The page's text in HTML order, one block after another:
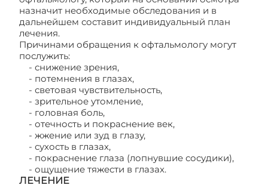
назначит необходимые обследования и в
дальнейшем составит индивидуальный план
лечения.
Причинами обращения к офтальмологу могут
послужить:
- снижение зрения,
- потемнения в глазах,
- световая чувствительность,
- зрительное утомление,
- головная боль,
- отечность и покраснение век,
- жжение или зуд в глазу,
- сухость в глазах,
- покраснение глаза (лопнувшие сосудики),
- ощущение тяжести в глазах.
ЛЕЧЕНИЕ